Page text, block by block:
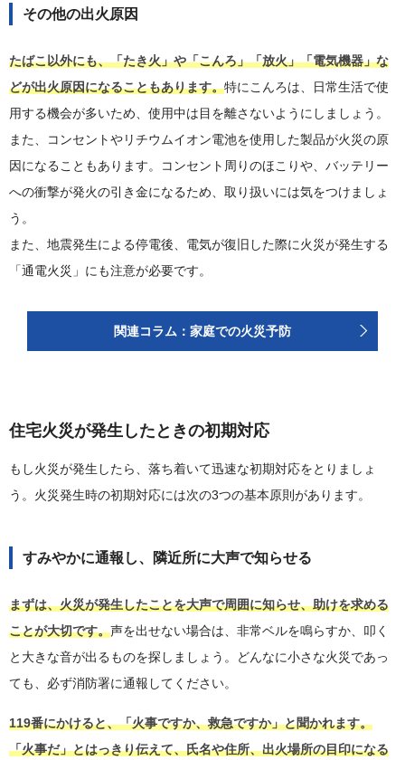
その他の出火原因
たばこ以外にも、「たき火」や「こんろ」「放火」「電気機器」な
どが出火原因になることもあります。特にこんろは、日常生活で使
用する機会が多いため、使用中は目を離さないようにしましょう。
また、コンセントやリチウムイオン電池を使用した製品が火災の原
因になることもあります。コンセント周りのほこりや、バッテリー
への衝撃が発火の引き金になるため、取り扱いには気をつけましょ
う。
また、地震発生による停電後、電気が復旧した際に火災が発生する
「通電火災」にも注意が必要です。
関連コラム：家庭での火災予防
住宅火災が発生したときの初期対応
もし火災が発生したら、落ち着いて迅速な初期対応をとりましょ
う。火災発生時の初期対応には次の3つの基本原則があります。
すみやかに通報し、隣近所に大声で知らせる
まずは、火災が発生したことを大声で周囲に知らせ、助けを求める
ことが大切です。声を出せない場合は、非常ベルを鳴らすか、叩く
と大きな音が出るものを探しましょう。どんなに小さな火災であっ
ても、必ず消防署に通報してください。
119番にかけると、「火事ですか、救急ですか」と聞かれます。
「火事だ」とはっきり伝えて、氏名や住所、出火場所の目印になる